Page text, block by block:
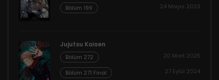
Bölüm 199 24 Mayıs 2023
Jujutsu Kaisen
Bölüm 272 20 Mart 2025
Bölüm 271 Final 27 Eylül 2024